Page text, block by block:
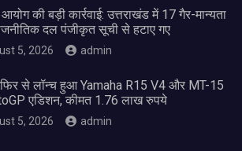
आयोग की बड़ी कार्रवाई: उत्तराखंड में 17 गैर-मान्यता
दल पंजीकृत सूची से हटाए गए
5, 2026 admin
फिर से लॉन्च हुआ Yamaha R15 V4 और MT-15
एडिशन, कीमत 1.76 लाख रुपये
5, 2026 admin